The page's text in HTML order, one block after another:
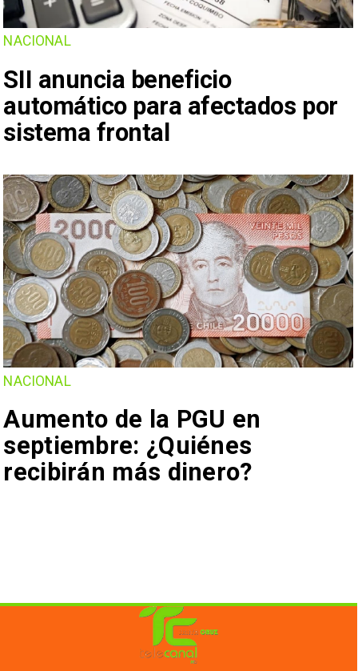
NACIONAL
SII anuncia beneficio
automático para afectados por
sistema frontal
NACIONAL
Aumento de la PGU en
septiembre: ¿Quiénes
recibirán más dinero?